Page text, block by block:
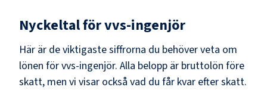
Nyckeltal förvvs-ingenjör
Här är de viktigaste siffrorna du behöver veta om
lönen förvvs-ingenjör. Alla belopp är bruttolön före
skatt, men vi visar också vad du får kvar efter skatt.